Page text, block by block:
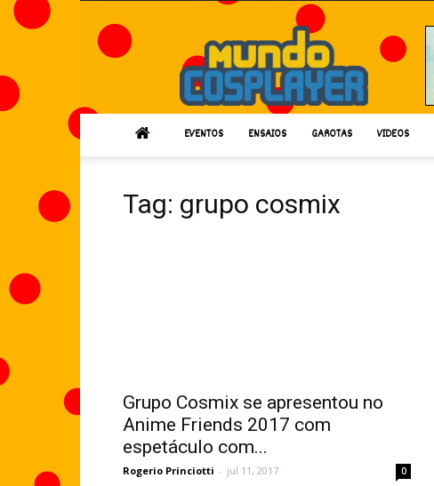
Cosplayer
EVENTOS ENSAIOS GAROTAS VIDEOS
Tag: grupo cosmix
Grupo Cosmix se apresentou no
Anime Friends 2017 com
espetáculo com...
Rogerio Princiotti - jul 11, 2017 0